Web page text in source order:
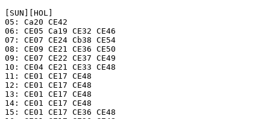
[SUN][HOL]
05: Ca20 CE42
06: CE05 Ca19 CE32 CE46
07: CE07 CE24 Cb38 CE54
08: CE09 CE21 CE36 CE50
09: CE07 CE22 CE37 CE49
10: CE04 CE21 CE33 CE48
11: CE01 CE17 CE48
12: CE01 CE17 CE48
13: CE01 CE17 CE48
14: CE01 CE17 CE48
15: CE01 CE17 CE36 CE48